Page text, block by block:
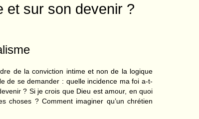
et sur son devenir ?
de la conviction intime et non de la logique
de se demander : quelle incidence ma foi a-t-
? Si je crois que Dieu est amour, en quoi
choses ? Comment imaginer qu’un chrétien